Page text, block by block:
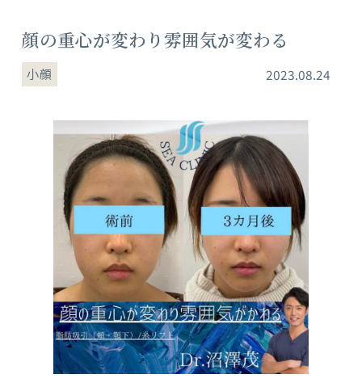
顔の重心が変わり雰囲気が変わる
小顔 2023.08.24